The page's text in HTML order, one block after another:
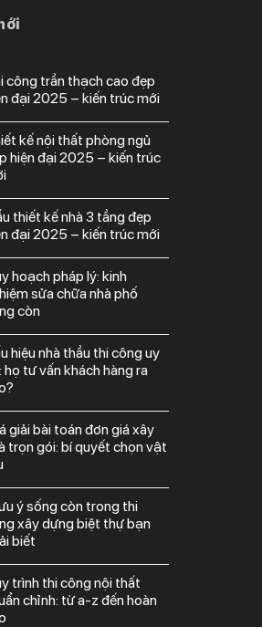
đại 2025 – kiến trúc mới
hiện đại 2025 – kiến trúc
đại 2025 – kiến trúc mới
sửa chữa nhà phố
còn
họ tư vấn khách hàng ra
trọn gói: bí quyết chọn vật
xây dựng biệt thự bạn
biết
chỉnh: từ a-z đến hoàn